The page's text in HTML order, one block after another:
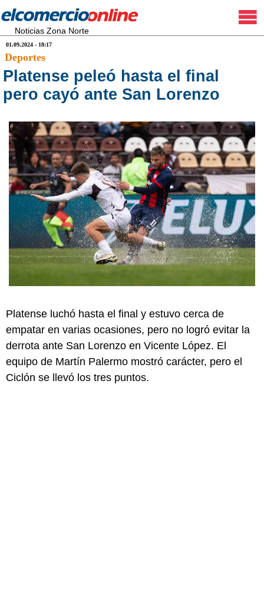
Noticias Zona Norte
01.09.2024 - 18:17
Deportes
Platense peleó hasta el final
pero cayó ante San Lorenzo
Platense luchó hasta el final y estuvo cerca de
empatar en varias ocasiones, pero no logró evitar la
derrota ante San Lorenzo en Vicente López. El
equipo de Martín Palermo mostró carácter, pero el
Ciclón se llevó los tres puntos.